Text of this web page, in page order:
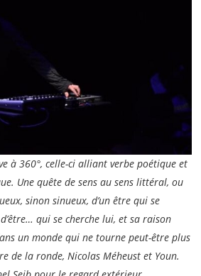
à 360°, celle-ci alliant verbe poétique et
Une quête de sens au sens littéral, ou
sinon sinueux, d’un être qui se
qui se cherche lui, et sa raison
un monde qui ne tourne peut-être plus
de la ronde, Nicolas Méheust et Youn.